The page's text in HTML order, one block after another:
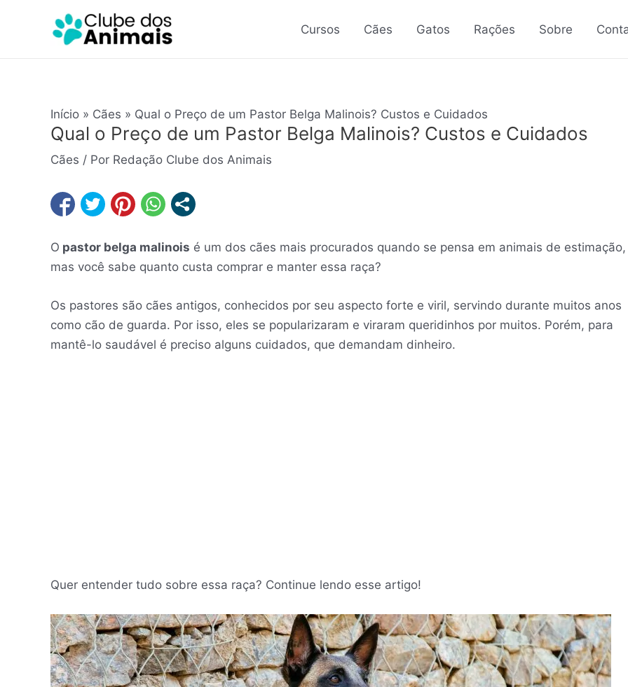
Cursos Cães Gatos Rações Sobre
Início Cães Qual o Preço de um Pastor Belga Malinois? Custos e Cuidados
Qual o Preço de um Pastor Belga Malinois? Custos e Cuidados
Cães / Por Redação Clube dos Animais
O pastor belga malinois é um dos cães mais procurados quando se pensa em animais de estimação,
mas você sabe quanto custa comprar e manter essa raça?
Os pastores são cães antigos, conhecidos por seu aspecto forte e viril, servindo durante muitos anos
como cão de guarda. Por isso, eles se popularizaram e viraram queridinhos por muitos. Porém, para
mantê-lo saudável é preciso alguns cuidados, que demandam dinheiro.
Quer entender tudo sobre essa raça? Continue lendo esse artigo!
navigation